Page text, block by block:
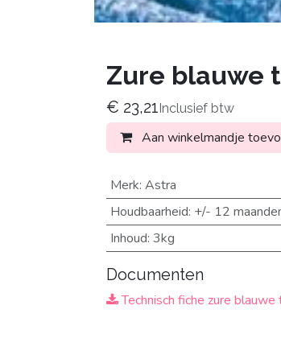
Zure blauwe
€ 23,21Inclusief btw
Aan winkelmandje
Merk: Astra
Houdbaarheid: +/- 12
Inhoud: 3kg
Documenten
Technisch fiche zure